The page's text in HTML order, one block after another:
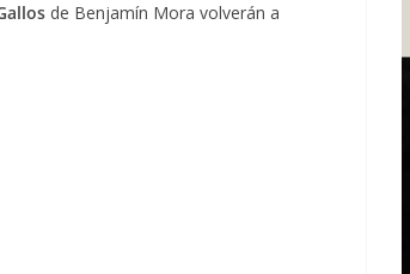
de Benjamín Mora volverán a